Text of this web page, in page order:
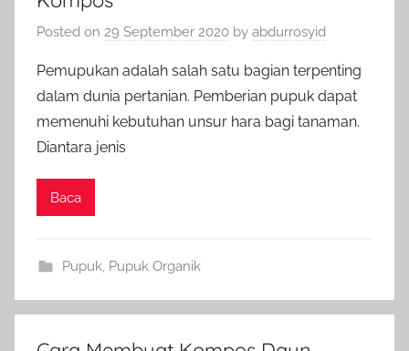
Posted on 29 September 2020 by abdurrosyid
Pemupukan adalah salah satu bagian terpenting
dalam dunia pertanian. Pemberian pupuk dapat
memenuhi kebutuhan unsur hara bagi tanaman.
Diantara jenis
Baca
Pupuk, Pupuk Organik